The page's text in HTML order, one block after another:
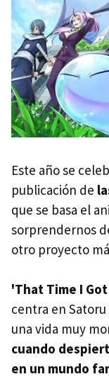
Este año se
publicación de
que se basa el
sorprendernos
otro proyecto
'That Time I
centra en
una vida muy
cuando
en un mundo